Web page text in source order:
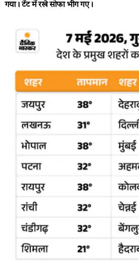
गया। टेंट में रखे सोफा भीग गए।